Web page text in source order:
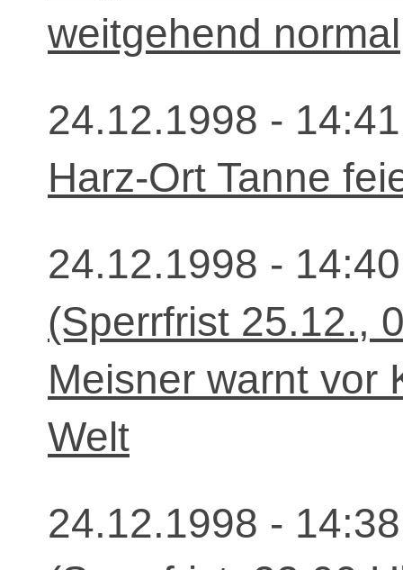
weitgehend normal
24.12.1998 -
Harz-Ort Tanne
24.12.1998 -
(Sperrfrist 25.12.,
Meisner warnt vor
Welt
24.12.1998 -